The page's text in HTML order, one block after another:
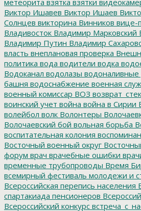
Виктор Ишавев Виктор Ишаев
Солнцев викторина Винников вице-
Владивосток Владимир Марковский
Владимир Путин Владимир
власть внеплановая проверка
политика вода водители водка
Водоканал водолазы
башня водоснабжение военная
военный комиссар ВОЗ
воинский учет война война в Сирии
волейбол волк Волонтеры
Волочаевский бой вольная борьба
воспитательная колония
Восточный военный округ
форум врач врачебные ошибки
временные трубопроводы Время
всемирный фестиваль молодежи и
Всероссийская перепись населения
спартакиада пенсионеров
Всероссийский конкурс